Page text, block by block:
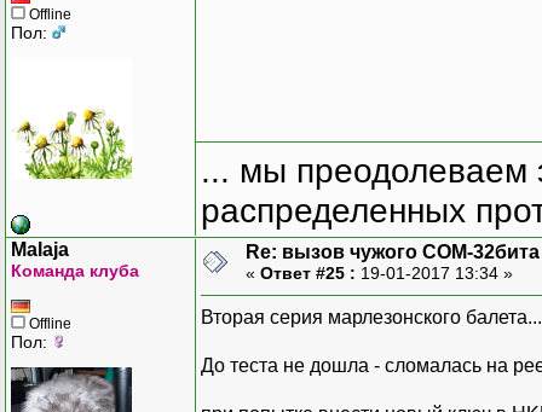
Offline
Пол:
... мы преодолеваем
распределенных
Malaja
Команда клуба
Offline
Пол:
Re: вызов чужого COM-
« Ответ #25 : 19-01-2017 13:34 »
Вторая серия марлезонского балета...
До теста не дошла - сломалась на